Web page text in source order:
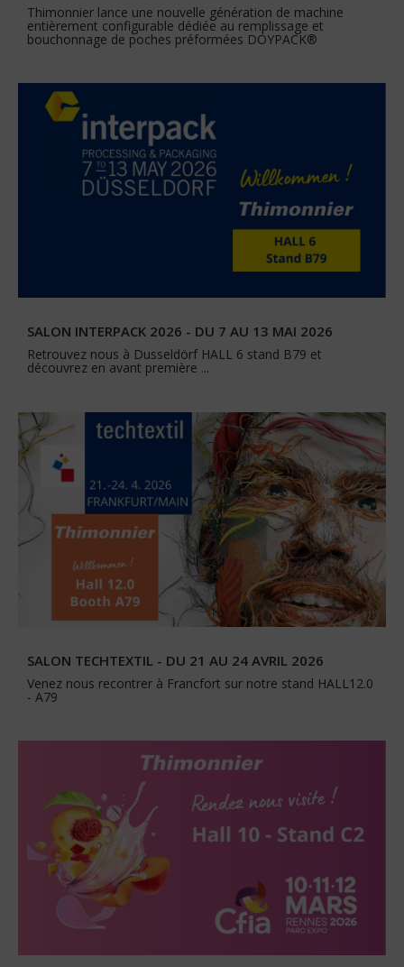
Thimonnier lance une nouvelle génération de machine
entièrement configurable dédiée au remplissage et
bouchonnage de poches préformées DOYPACK®
SALON INTERPACK 2026 - DU 7 AU 13 MAI 2026
Retrouvez nous à Dusseldörf HALL 6 stand B79 et
découvrez en avant première ...
SALON TECHTEXTIL - DU 21 AU 24 AVRIL 2026
Venez nous recontrer à Francfort sur notre stand HALL12.0
- A79